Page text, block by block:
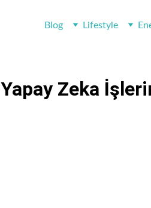
Blog Lifestyle
Yapay Zeka